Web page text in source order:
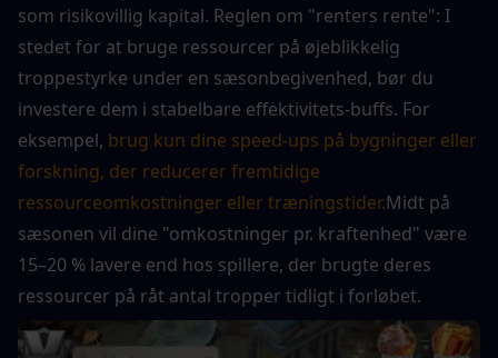
som risikovillig kapital. Reglen om "renters rente": I
stedet for at bruge ressourcer på øjeblikkelig
troppestyrke under en sæsonbegivenhed, bør du
investere dem i stabelbare effektivitets-buffs. For
eksempel, brug kun dine speed-ups på bygninger eller
forskning, der reducerer fremtidige
ressourceomkostninger eller træningstider.Midt på
sæsonen vil dine "omkostninger pr. kraftenhed" være
15–20 % lavere end hos spillere, der brugte deres
ressourcer på råt antal tropper tidligt i forløbet.